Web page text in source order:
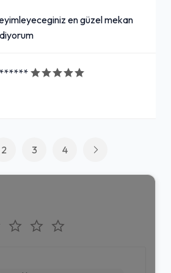
en güzel mekan
2 3 4